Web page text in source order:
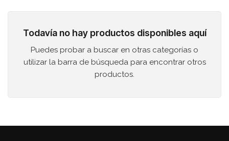
Todavía no hay productos disponibles aquí
Puedes probar a buscar en otras categorías o
utilizar la barra de búsqueda para encontrar otros
productos.